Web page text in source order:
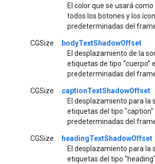
El color que se usará
todos los botones y los
predeterminadas del
CGSize
bodyTextShadowOffset
El desplazamiento de la
etiquetas de tipo “cuerpo”
predeterminadas del
CGSize
captionTextShadowOffset
El desplazamiento para la
etiquetas del tipo "caption"
predeterminadas del
CGSize
headingTextShadowOffset
El desplazamiento para la
etiquetas del tipo